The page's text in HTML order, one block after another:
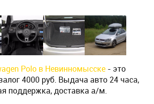
Polo в Невинномысске - это
4000 руб. Выдача авто 24 часа,
поддержка, доставка а/м.